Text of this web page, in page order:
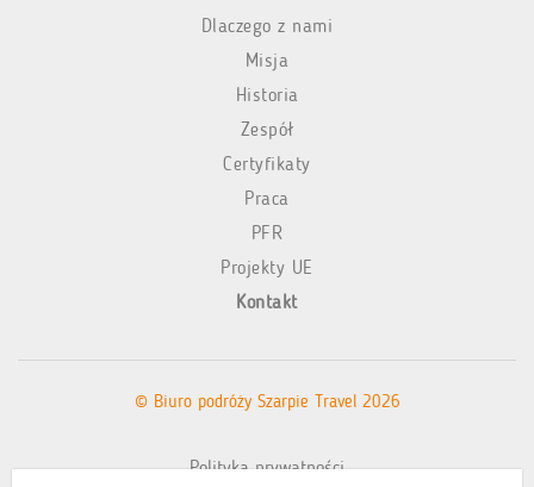
Dlaczego z nami
Misja
Historia
Zespół
Certyfikaty
Praca
PFR
Projekty UE
Kontakt
© Biuro podróży Szarpie Travel 2026
Polityka prywatności